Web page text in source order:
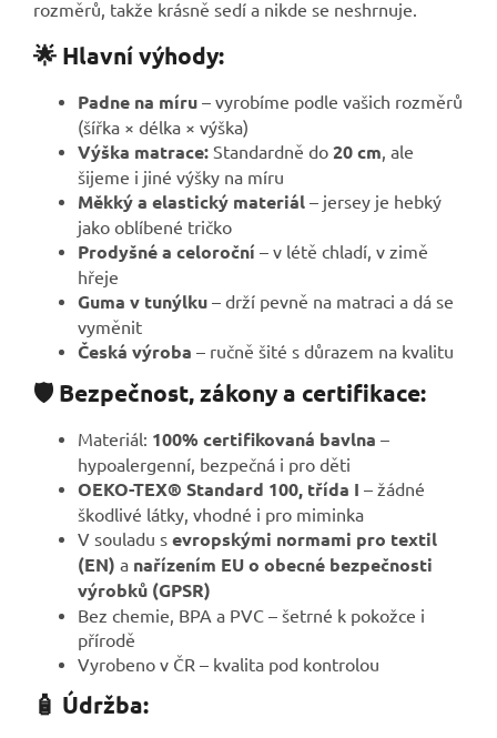
rozměrů, takže krásně sedí a nikde se neshrnuje.
🌟 Hlavní výhody:
Padne na míru – vyrobíme podle vašich rozměrů
(šířka × délka × výška)
Výška matrace: Standardně do 20 cm, ale
šijeme i jiné výšky na míru
Měkký a elastický materiál – jersey je hebký
jako oblíbené tričko
Prodyšné a celoroční – v létě chladí, v zimě
hřeje
Guma v tunýlku – drží pevně na matraci a dá se
vyměnit
Česká výroba – ručně šité s důrazem na kvalitu
🛡️ Bezpečnost, zákony a certifikace:
Materiál: 100% certifikovaná bavlna –
hypoalergenní, bezpečná i pro děti
OEKO-TEX® Standard 100, třída I – žádné
škodlivé látky, vhodné i pro miminka
V souladu s evropskými normami pro textil
(EN) a nařízením EU o obecné bezpečnosti
výrobků (GPSR)
Bez chemie, BPA a PVC – šetrné k pokožce i
přírodě
Vyrobeno v ČR – kvalita pod kontrolou
🧴 Údržba: